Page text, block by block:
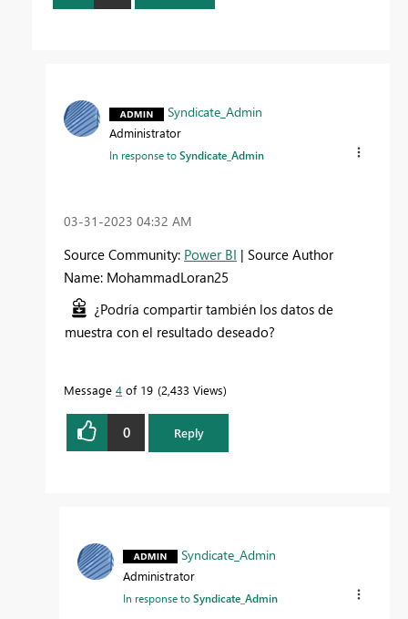
Syndicate_Admin
Administrator
In response toSyndicate_Admin
‎03-31-2023 04:32 AM
Source Community: Power BI | Source Author
Name: MohammadLoran25
¿Podría compartir también los datos de
muestra con el resultado deseado?
Message 4 of 19 2,433 Views
0 Reply
Syndicate_Admin
Administrator
In response toSyndicate_Admin